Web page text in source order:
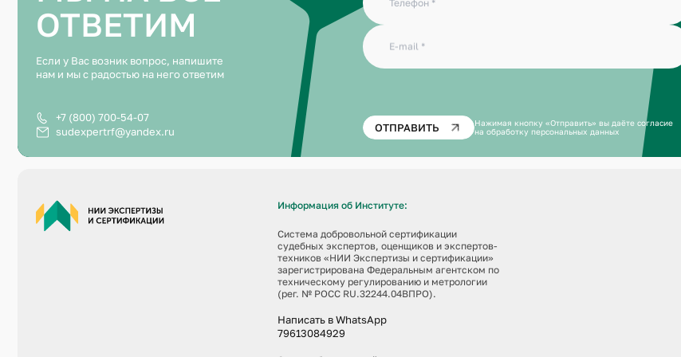
ОТВЕТИМ
Если у Вас возник вопрос, напишите
нам и мы с радостью на него ответим
+7 (800) 700-54-07
sudexpertrf@yandex.ru
Телефон
E-mail
ОТПРАВИТЬ Нажимая кнопку «Отправить» вы даёте согласие
на обработку персональных данных
Информация об Институте:
Система добровольной сертификации
судебных экспертов, оценщиков и экспертов-
техников «НИИ Экспертизы и сертификации»
зарегистрирована Федеральным агентском по
техническому регулированию и метрологии
(рег. № РОСС RU.32244.04ВПРО).
Написать в WhatsApp
79613084929